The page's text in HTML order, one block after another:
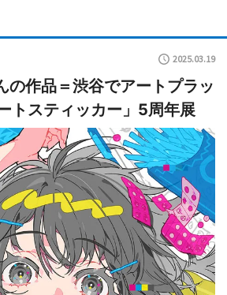
2025.03.19
作品＝渋谷でアートプラッ
トスティッカー」5周年展